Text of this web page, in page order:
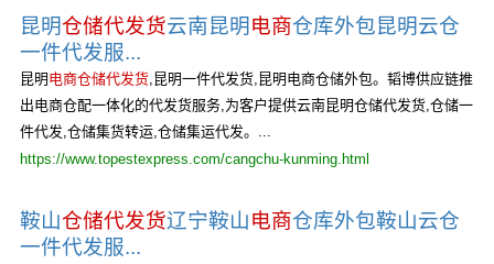
昆明仓储代发货云南昆明 电商仓库外包昆明云仓
一件代发服...
昆明 电商仓储代发货,昆明一件代发货,昆明电商仓储外包。韬博供应链推
出电商仓配一体化的代发货服务,为客户提供云南昆明仓储代发货,仓储一
件代发,仓储集货转运,仓储集运代发。...
https://www.topestexpress.com/cangchu-kunming.html
鞍山仓储代发货辽宁鞍山电商仓库外包鞍山云仓
一件代发服...